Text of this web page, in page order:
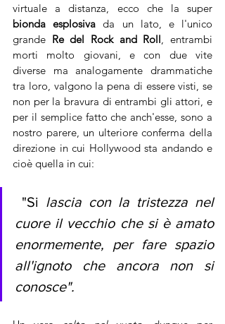
bionda esplosiva da un lato, e l'unico
grande Re del Rock and Roll , entrambi
morti molto giovani, e con due vite
diverse ma analogamente drammatiche
tra loro, valgono la pena di essere visti, se
non per la bravura di entrambi gli attori, e
per il semplice fatto che anch'esse, sono a
nostro parere, un ulteriore conferma della
direzione in cui Hollywood sta andando e
cioè quella in cui:
"Si lascia con la tristezza nel
cuore il vecchio che si è amato
enormemente, per fare spazio
all'ignoto che ancora non si
conosce".